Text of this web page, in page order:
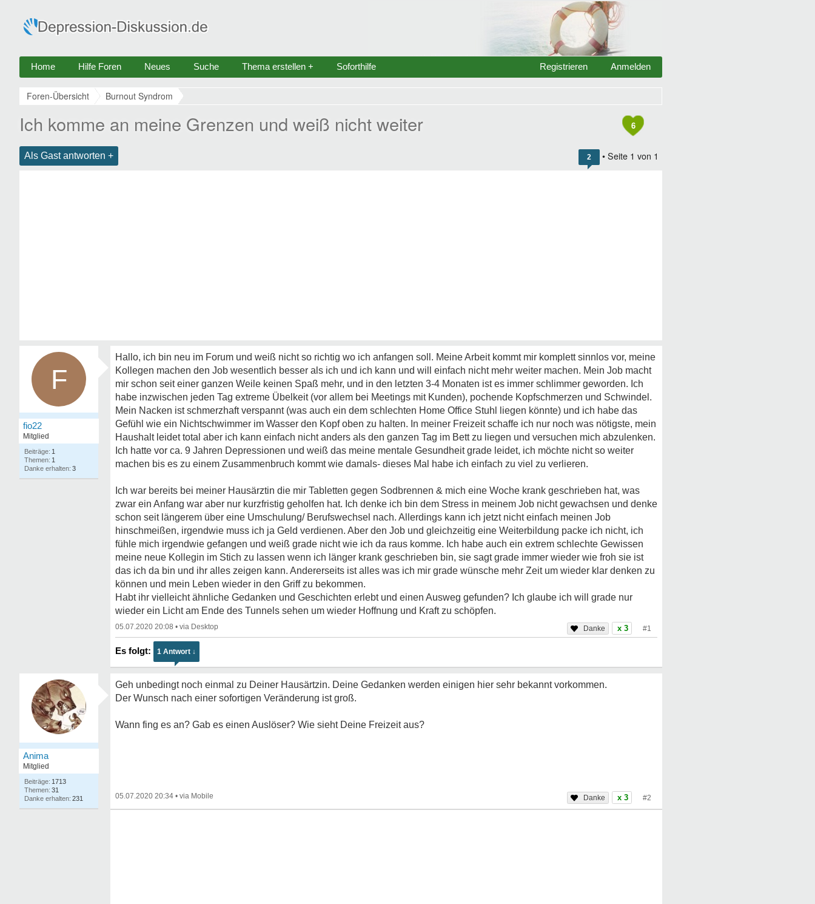
Home Hilfe Foren Neues Suche Thema erstellen + Soforthilfe Anmelden
Registrieren
Foren-Übersicht Burnout Syndrom
6
Ich komme an meine Grenzen und weiß nicht weiter
Als Gast antworten + 2 • Seite 1 von 1
F
fio22
Mitglied
1
1
3
Hallo, ich bin neu im Forum und weiß nicht so richtig wo ich anfangen soll. Meine Arbeit kommt mir komplett sinnlos vor, meine
Kollegen machen den Job wesentlich besser als ich und ich kann und will einfach nicht mehr weiter machen. Mein Job macht
mir schon seit einer ganzen Weile keinen Spaß mehr, und in den letzten 3-4 Monaten ist es immer schlimmer geworden. Ich
habe inzwischen jeden Tag extreme Übelkeit (vor allem bei Meetings mit Kunden), pochende Kopfschmerzen und Schwindel.
Mein Nacken ist schmerzhaft verspannt (was auch ein dem schlechten Home Office Stuhl liegen könnte) und ich habe das
Gefühl wie ein Nichtschwimmer im Wasser den Kopf oben zu halten. In meiner Freizeit schaffe ich nur noch was nötigste, mein
Haushalt leidet total aber ich kann einfach nicht anders als den ganzen Tag im Bett zu liegen und versuchen mich abzulenken.
Ich hatte vor ca. 9 Jahren Depressionen und weiß das meine mentale Gesundheit grade leidet, ich möchte nicht so weiter
machen bis es zu einem Zusammenbruch kommt wie damals- dieses Mal habe ich einfach zu viel zu verlieren.
Ich war bereits bei meiner Hausärztin die mir Tabletten gegen Sodbrennen & mich eine Woche krank geschrieben hat, was
zwar ein Anfang war aber nur kurzfristig geholfen hat. Ich denke ich bin dem Stress in meinem Job nicht gewachsen und denke
schon seit längerem über eine Umschulung/ Berufswechsel nach. Allerdings kann ich jetzt nicht einfach meinen Job
hinschmeißen, irgendwie muss ich ja Geld verdienen. Aber den Job und gleichzeitig eine Weiterbildung packe ich nicht, ich
fühle mich irgendwie gefangen und weiß grade nicht wie ich da raus komme. Ich habe auch ein extrem schlechte Gewissen
meine neue Kollegin im Stich zu lassen wenn ich länger krank geschrieben bin, sie sagt grade immer wieder wie froh sie ist
das ich da bin und ihr alles zeigen kann. Andererseits ist alles was ich mir grade wünsche mehr Zeit um wieder klar denken zu
können und mein Leben wieder in den Griff zu bekommen.
Habt ihr vielleicht ähnliche Gedanken und Geschichten erlebt und einen Ausweg gefunden? Ich glaube ich will grade nur
wieder ein Licht am Ende des Tunnels sehen um wieder Hoffnung und Kraft zu schöpfen.
05.07.2020 20:08 • x 3 #1
1 Antwort ↓
Anima
Mitglied
1713
31
231
Geh unbedingt noch einmal zu Deiner Hausärtzin. Deine Gedanken werden einigen hier sehr bekannt vorkommen.
Der Wunsch nach einer sofortigen Veränderung ist groß.
Wann fing es an? Gab es einen Auslöser? Wie sieht Deine Freizeit aus?
05.07.2020 20:34 • x 3 #2